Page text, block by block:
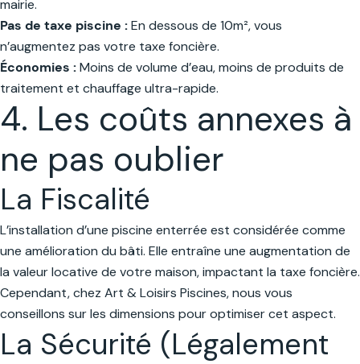
mairie.
Pas de taxe piscine :En dessous de 10m², vous
n’augmentez pas votre taxe foncière.
Économies :Moins de volume d’eau, moins de produits de
traitement et chauffage ultra-rapide.
4. Les coûts annexes à
ne pas oublier
La Fiscalité
L’installation d’une piscine enterrée est considérée comme
une amélioration du bâti. Elle entraîne une augmentation de
la valeur locative de votre maison, impactant la taxe foncière.
Cependant, chez Art & Loisirs Piscines, nous vous
conseillons sur les dimensions pour optimiser cet aspect.
La Sécurité (Légalement